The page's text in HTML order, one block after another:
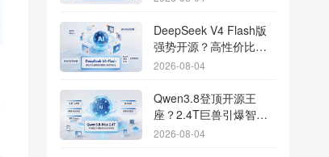
DeepSeek V4 Flash版
强势开源？高性价比基
座模型重塑长尾应用全
2026-08-04
Qwen3.8登顶开源王
座？2.4T巨兽引爆智能
体免填邀请码分发潮
2026-08-04